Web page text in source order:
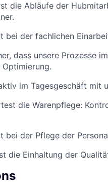
die Abläufe der
bei der fachlichen
dass unsere Prozesse
im Tagesgeschäft mit
die Warenpflege:
bei der Pflege der
die Einhaltung der